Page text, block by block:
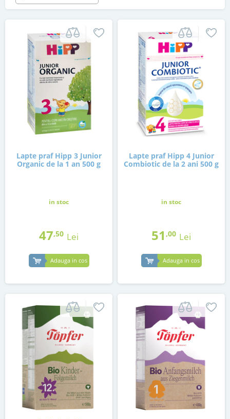
Lapte praf Hipp 3 Junior
Organic de la 1 an 500 g
in stoc
47,50 Lei
Adauga in cos
Lapte praf Hipp 4 Junior
Combiotic de la 2 ani 500 g
in stoc
51 ,00 Lei
Adauga in cos